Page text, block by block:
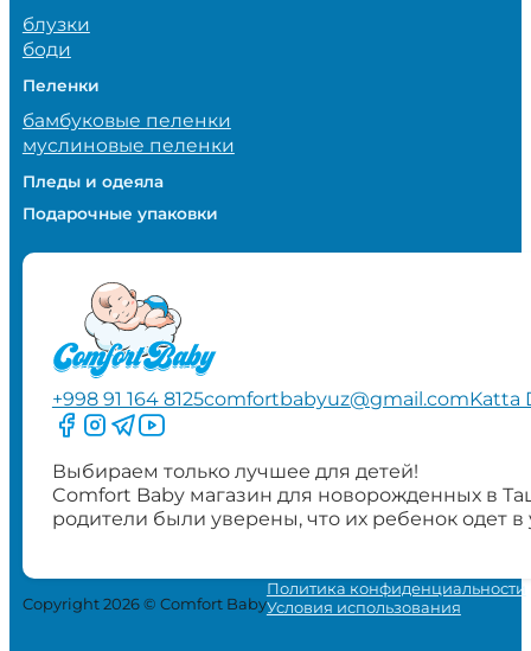
блузки
боди
Пеленки
бамбуковые пеленки
муслиновые пеленки
Пледы и одеяла
Подарочные упаковки
+998 91 164 8125comfortbabyuz@gmail.comKatta
Следите за нами на Facebook
Следите за нами в Instagram
Следите за нами в Telegram
Следите за нами в YouTube
Выбираем только лучшее для детей!
Comfort Baby магазин для новорожденных в
родители были уверены, что их ребенок одет
Copyright 2026 © Comfort Baby
Политика конфиденциальности
Условия использования